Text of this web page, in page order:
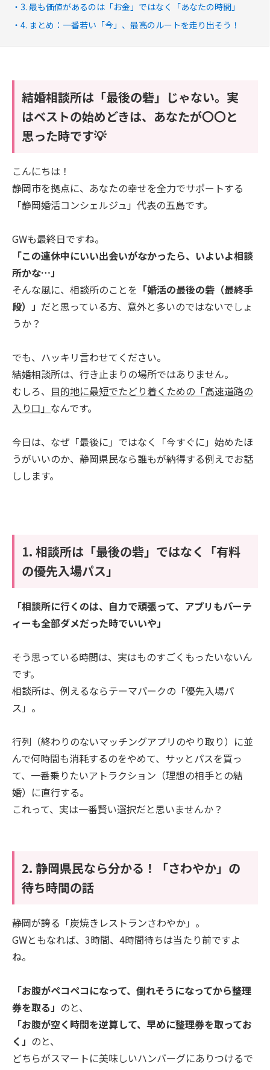
3. 最も価値があるのは「お金」ではなく「あなたの時間」
4. まとめ：一番若い「今」、最高のルートを走り出そう！
結婚相談所は「最後の砦」じゃない。実
はベストの始めどきは、あなたが〇〇と
思った時です💡
こんにちは！
静岡市を拠点に、あなたの幸せを全力でサポートする
「静岡婚活コンシェルジュ」代表の五島です。
GWも最終日ですね。
「この連休中にいい出会いがなかったら、いよいよ相談
所かな…」
そんな風に、相談所のことを 「婚活の最後の砦（最終手
段）」 だと思っている方、意外と多いのではないでしょ
うか？
でも、ハッキリ言わせてください。
結婚相談所は、行き止まりの場所ではありません。
むしろ、 目的地に最短でたどり着くための「高速道路の
入り口」 なんです。
今日は、なぜ「最後に」ではなく「今すぐに」始めたほ
うがいいのか、静岡県民なら誰もが納得する例えでお話
しします。
1. 相談所は「最後の砦」ではなく「有料
の優先入場パス」
「相談所に行くのは、自力で頑張って、アプリもパーテ
ィーも全部ダメだった時でいいや」
そう思っている時間は、実はものすごくもったいないん
です。
相談所は、例えるならテーマパークの「優先入場パ
ス」。
行列（終わりのないマッチングアプリのやり取り）に並
んで何時間も消耗するのをやめて、サッとパスを買っ
て、一番乗りたいアトラクション（理想の相手との結
婚）に直行する。
これって、実は一番賢い選択だと思いませんか？
2. 静岡県民なら分かる！「さわやか」の
待ち時間の話
静岡が誇る「炭焼きレストランさわやか」。
GWともなれば、3時間、4時間待ちは当たり前ですよ
ね。
「お腹がペコペコになって、倒れそうになってから整理
券を取る」 のと、
「お腹が空く時間を逆算して、早めに整理券を取ってお
く」 のと、
どちらがスマートに美味しいハンバーグにありつけるで